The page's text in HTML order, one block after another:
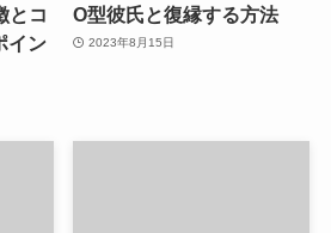
とコ
イン
O型彼氏と復縁する方法
2023年8月15日